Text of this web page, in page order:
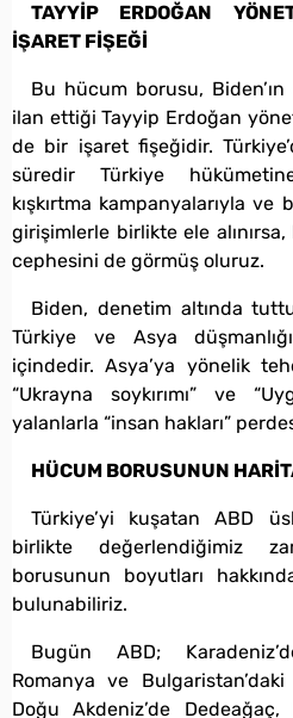
TAYYİP ERDOĞAN
İŞARET FİŞEĞİ
Bu hücum borusu,
ilan ettiği Tayyip Erdoğan
de bir işaret fişeğidir.
süredir Türkiye
kışkırtma kampanyalarıyla
girişimlerle birlikte ele alınırsa,
cephesini de görmüş oluruz.
Biden, denetim altında
Türkiye ve Asya
içindedir. Asya’ya yönelik
“Ukrayna soykırımı” ve
yalanlarla “insan hakları”
HÜCUM BORUSUNUN
Türkiye’yi kuşatan ABD
birlikte değerlendiğimiz
borusunun boyutları
bulunabiliriz.
Bugün ABD;
Romanya ve
Doğu Akdeniz’de